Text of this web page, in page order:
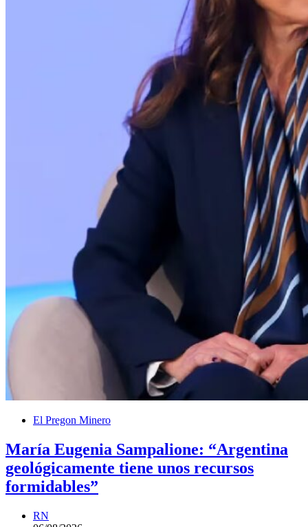
El Pregon Minero
María Eugenia Sampalione: “Argentina
geológicamente tiene unos recursos
formidables”
RN